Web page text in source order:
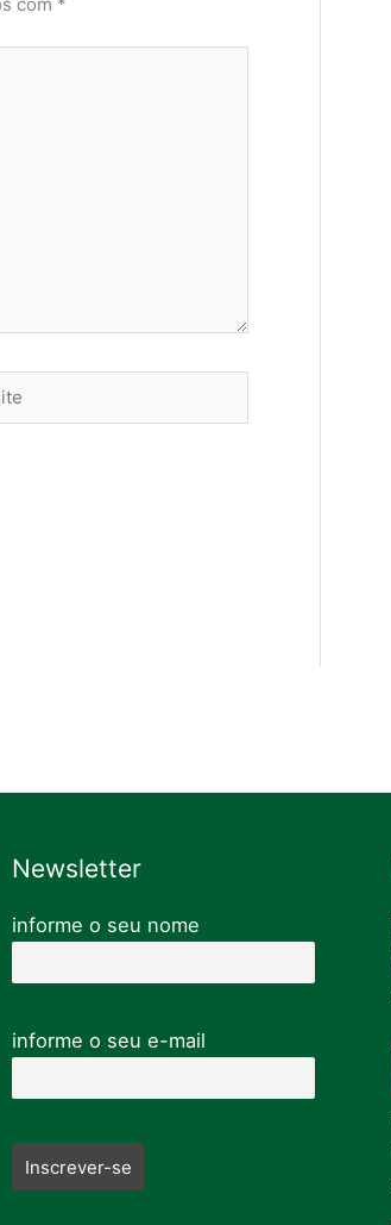
Newsletter
informe o seu nome
informe o seu e-mail